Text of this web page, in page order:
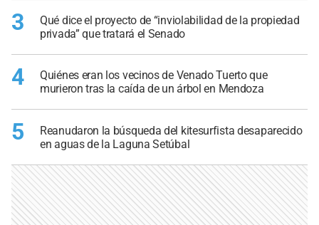
3
Qué dice el proyecto de “inviolabilidad de la propiedad
privada” que tratará el Senado
4
Quiénes eran los vecinos de Venado Tuerto que
murieron tras la caída de un árbol en Mendoza
5
Reanudaron la búsqueda del kitesurfista desaparecido
en aguas de la Laguna Setúbal